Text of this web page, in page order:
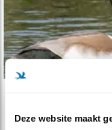
Deze website maakt
Wadvogels in het